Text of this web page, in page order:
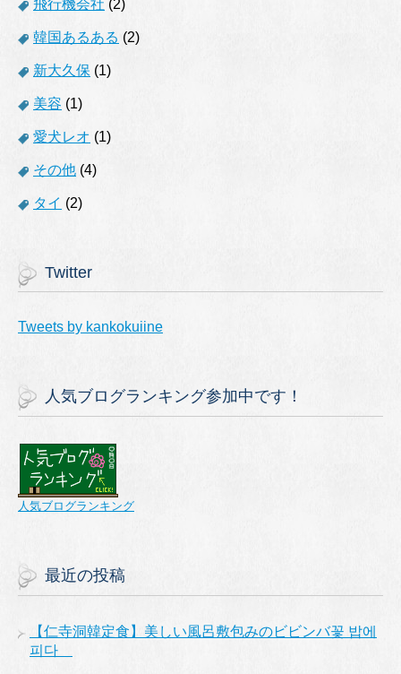
飛行機会社 (2)
韓国あるある (2)
新大久保 (1)
美容 (1)
愛犬レオ (1)
その他 (4)
タイ (2)
Twitter
Tweets by kankokuiine
人気ブログランキング参加中です！
人気ブログランキング
最近の投稿
【仁寺洞韓定食】美しい風呂敷包みのビビンバ꽃 밥에
피다